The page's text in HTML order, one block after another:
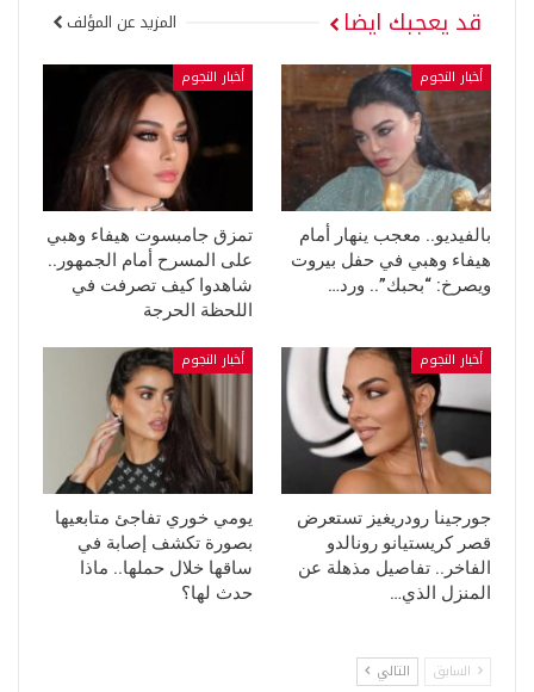
قد يعجبك ايضا المزيد عن المؤلف
أخبار النجوم
بالفيديو.. معجب ينهار أمام
هيفاء وهبي في حفل بيروت
ويصرخ: “بحبك”.. ورد…
أخبار النجوم
تمزق جامبسوت هيفاء وهبي
على المسرح أمام الجمهور..
شاهدوا كيف تصرفت في
اللحظة الحرجة
أخبار النجوم
جورجينا رودريغيز تستعرض
قصر كريستيانو رونالدو
الفاخر.. تفاصيل مذهلة عن
المنزل الذي…
أخبار النجوم
يومي خوري تفاجئ متابعيها
بصورة تكشف إصابة في
ساقها خلال حملها.. ماذا
حدث لها؟
السابق التالي